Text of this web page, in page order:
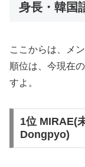
身長・韓国
ここからは、メ
順位は、今現在
すよ。
1位 MIRAE(
Dongpyo)